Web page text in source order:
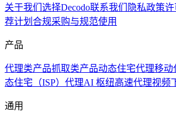
关于我们 选择Decodo联系我们 隐私政策许
荐计划 合规采购与规范使用
产品
代理类产品抓取类产品动态住宅代理移动
态住宅（ISP）代理AI 枢纽高速代理视频
通用